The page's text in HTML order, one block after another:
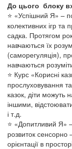
До цього блоку
⭐ «Успішний Я» –
колективних ігр та
садка. Протягом
навчаються їх
(саморегуляція),
навчаються
⭐ Курс «Корисні
прослуховування
казок, діти можуть
іншими,
і т.д.
⭐ «Допитливий Я»
розвиток сенсорно
орієнтації в